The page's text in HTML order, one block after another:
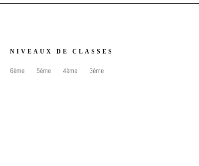
NIVEAUX DE CLASSES
6ème 5ème 4ème 3ème